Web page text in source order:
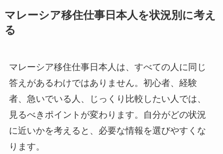
マレーシア移住仕事日本人を状況別に考え
る
マレーシア移住仕事日本人は、すべての人に同じ
答えがあるわけではありません。初心者、経験
者、急いでいる人、じっくり比較したい人では、
見るべきポイントが変わります。自分がどの状況
に近いかを考えると、必要な情報を選びやすくな
ります。